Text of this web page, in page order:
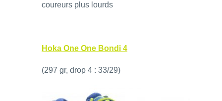
coureurs plus lourds
Hoka One One Bondi 4
(297 gr, drop 4 : 33/29)